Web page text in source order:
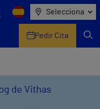
Selecciona
Pedir Cita
de Vithas